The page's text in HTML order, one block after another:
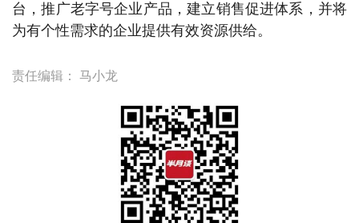
台，推广老字号企业产品，建立销售促进体系，并将
为有个性需求的企业提供有效资源供给。
责任编辑： 马小龙